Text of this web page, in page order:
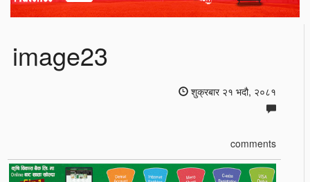
image23
शुक्रबार २१ भदौ, २०८१
comments